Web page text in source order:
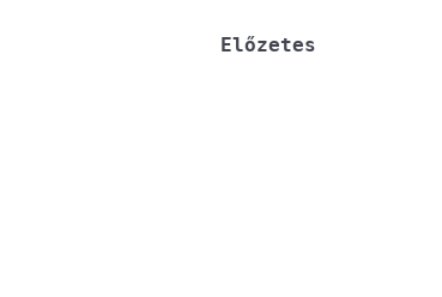
Előzetes